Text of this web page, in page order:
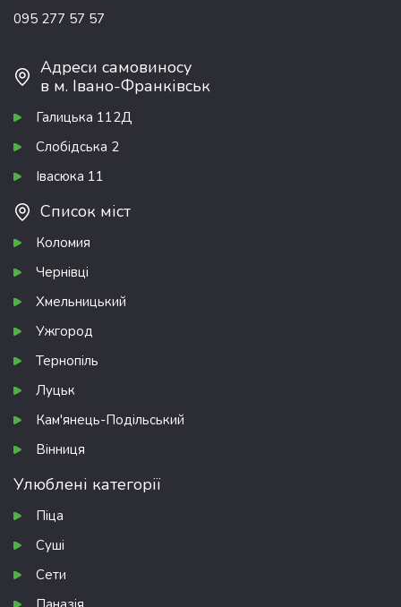
095 277 57 57
Адреси самовиносу
в м. Івано-Франківськ
Галицька 112Д
Слобідська 2
Івасюка 11
Список міст
Коломия
Чернівці
Хмельницький
Ужгород
Тернопіль
Луцьк
Кам'янець-Подільський
Вінниця
Улюблені категорії
Піца
Суші
Сети